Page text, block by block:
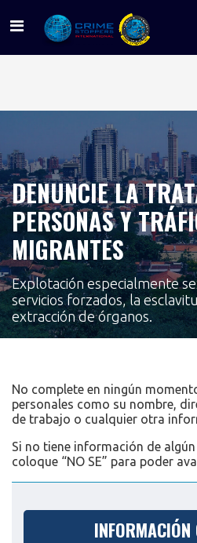
FGR
Noticias
Personas
Sigue tu pista
DENUNCIE LA
PERSONAS Y
MIGRANTES
Explotación especialmente
servicios forzados, la
extracción de órganos.
No complete en ningún
personales como su nombre,
de trabajo o cualquier otra
Si no tiene información de
coloque “NO SE” para poder
INFORMACIÓN